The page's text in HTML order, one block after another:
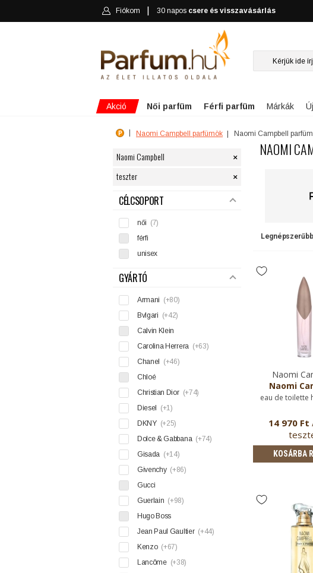
Fiókom 30 napos csere és visszavásárlás
Akció Női parfüm Férfi parfüm Márkák
Naomi Campbell parfümök Naomi Campbell
Naomi Campbell ×
teszter ×
SZŰRÉS
CÉLCSOPORT
női (7)
férfi
unisex
GYÁRTÓ
Armani (+80)
Bvlgari (+42)
Calvin Klein
Carolina Herrera (+63)
Chanel
(+46)
Chloé
Christian Dior (+74)
Diesel
(+1)
DKNY (+25)
Dolce & Gabbana (+74)
Gisada (+14)
Givenchy (+86)
Gucci
Guerlain (+98)
Hugo Boss
Jean Paul Gaultier (+44)
Kenzo (+67)
Lancôme (+38)
NAOMI
Naomi
Naomi
eau de toilette
14 970 Ft
KOSÁRBA